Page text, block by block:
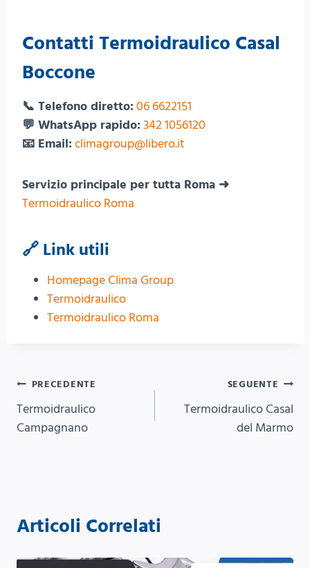
Contatti Termoidraulico Casal
Boccone
📞 Telefono diretto: 06 6622151
💬 WhatsApp rapido: 342 1056120
📧 Email: climagroup@libero.it
Servizio principale per tutta Roma ➜
Termoidraulico Roma
🔗 Link utili
Homepage Clima Group
Termoidraulico
Termoidraulico Roma
Navigazione
articoli
PRECEDENTE
Termoidraulico
Campagnano
SEGUENTE
Termoidraulico Casal
del Marmo
Articoli Correlati